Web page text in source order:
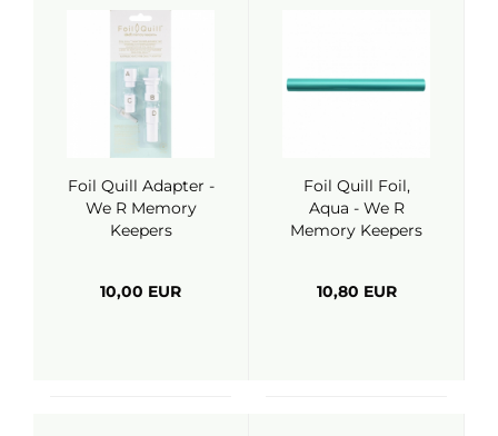
Foil Quill Adapter -
We R Memory
Keepers
10,00 EUR
Foil Quill Foil,
Aqua - We R
Memory Keepers
10,80 EUR